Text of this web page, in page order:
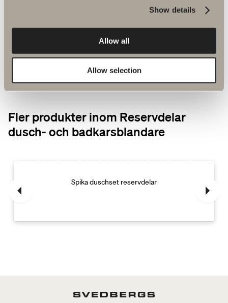
Show details
Allow all
Allow selection
Fler produkter inom Reservdelar
dusch- och badkarsblandare
Spika duschset reservdelar